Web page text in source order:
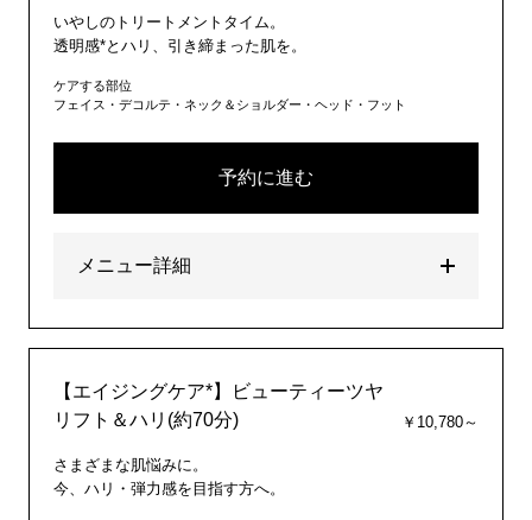
いやしのトリートメントタイム。
透明感*とハリ、引き締まった肌を。
ケアする部位
フェイス・デコルテ・ネック＆ショルダー・ヘッド・フット
予約に進む
メニュー詳細
【エイジングケア*】ビューティーツヤ
リフト＆ハリ(約70分)
￥10,780～
さまざまな肌悩みに。
今、ハリ・弾力感を目指す方へ。